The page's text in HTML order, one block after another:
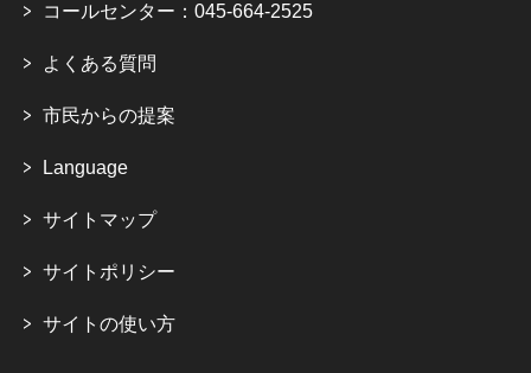
コールセンター：045-664-2525
よくある質問
市民からの提案
Language
サイトマップ
サイトポリシー
サイトの使い方